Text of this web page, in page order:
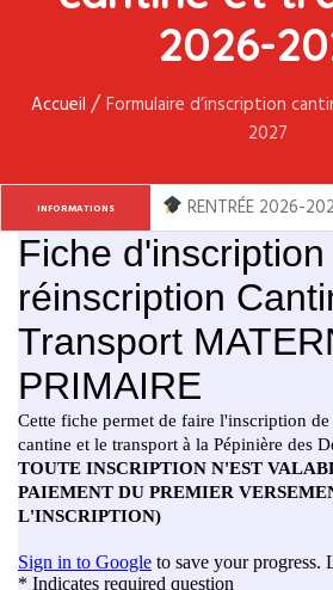
2026-
Accueil /Formulaire d’inscription
2027
INFORMATIONS RENTRÉE 2026-